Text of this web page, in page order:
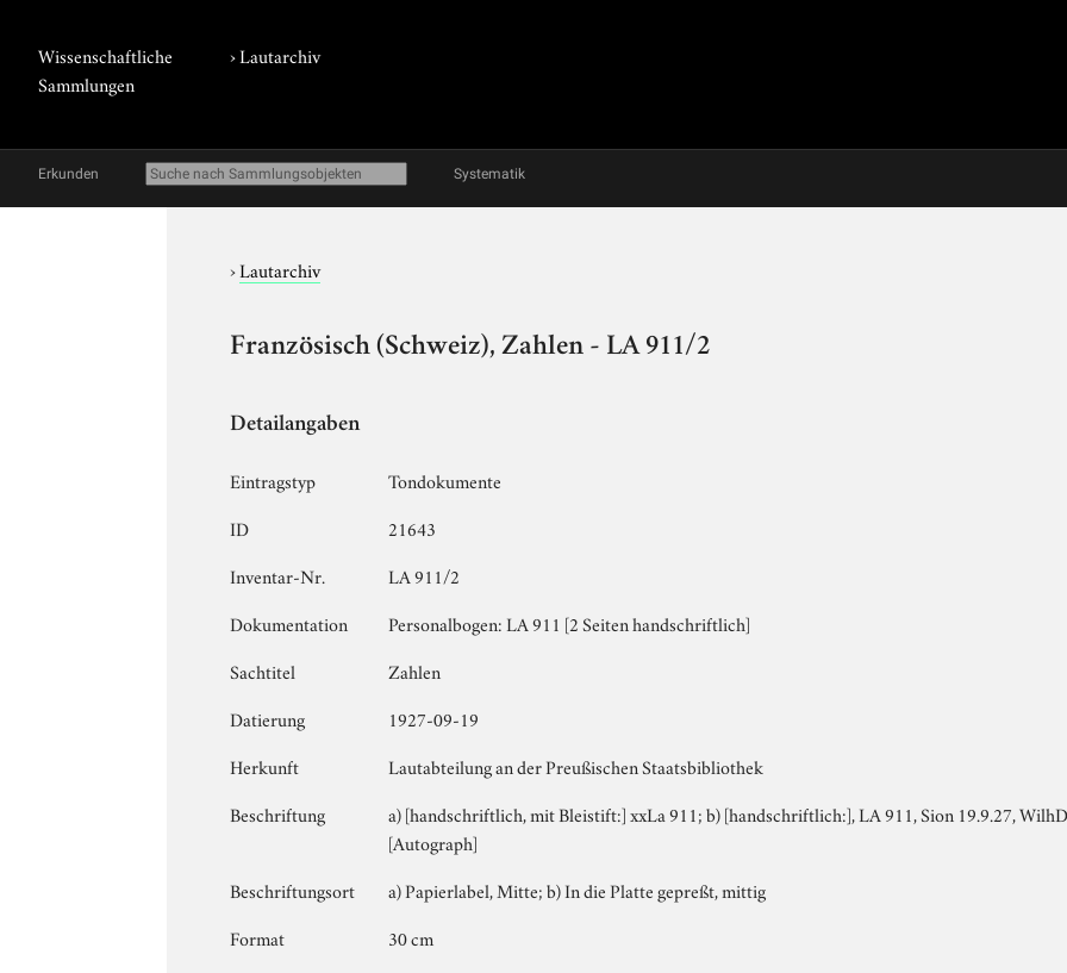
Wissenschaftliche
Sammlungen
›Lautarchiv
Erkunden Systematik
›Lautarchiv
Französisch (Schweiz), Zahlen - LA 911/2
Detailangaben
Eintragstyp
Tondokumente
ID
21643
Inventar-Nr.
LA 911/2
Dokumentation
Personalbogen: LA 911 [2 Seiten handschriftlich]
Sachtitel
Zahlen
Datierung
1927-09-19
Herkunft
Lautabteilung an der Preußischen Staatsbibliothek
Beschriftung
a) [handschriftlich, mit Bleistift:] xxLa 911; b) [handschriftlich:], LA 911, Sion 19.9.27,
[Autograph]
Beschriftungsort
a) Papierlabel, Mitte; b) In die Platte gepreßt, mittig
Format
30 cm